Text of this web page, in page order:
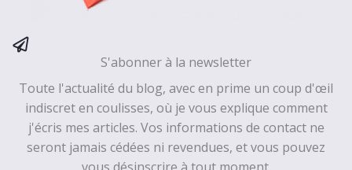
S'abonner à la newsletter
Toute l'actualité du blog, avec en prime un coup d'œil
indiscret en coulisses, où je vous explique comment
j'écris mes articles. Vos informations de contact ne
seront jamais cédées ni revendues, et vous pouvez